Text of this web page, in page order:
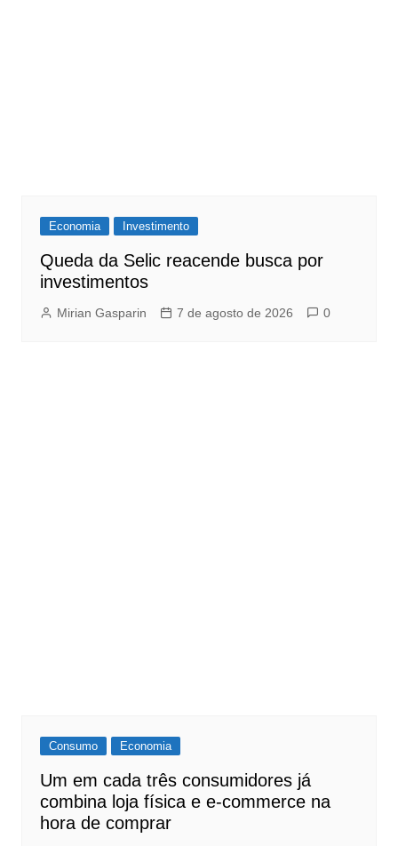
Economia Investimento
Queda da Selic reacende busca por
investimentos
Mirian Gasparin 7 de agosto de 2026 0
Consumo Economia
Um em cada três consumidores já
combina loja física e e-commerce na
hora de comprar